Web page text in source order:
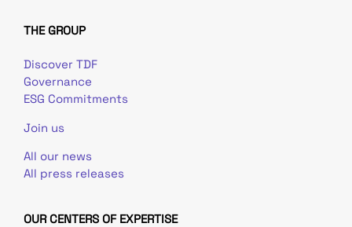
THE GROUP
Discover TDF
Governance
ESG Commitments
Join us
All our news
All press releases
OUR CENTERS OF EXPERTISE